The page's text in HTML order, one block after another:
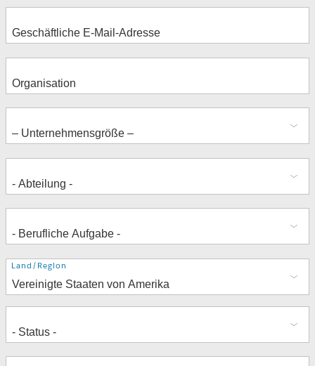
Adresse
Land/Region